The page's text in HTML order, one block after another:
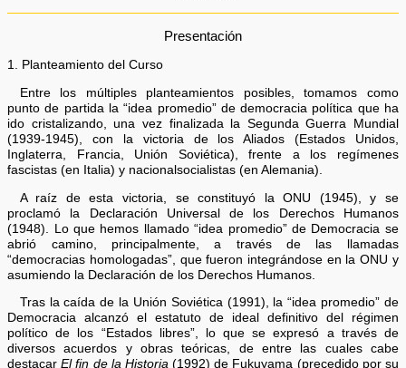
Presentación
1. Planteamiento del Curso
Entre los múltiples planteamientos posibles, tomamos como
punto de partida la “idea promedio” de democracia política que ha
ido cristalizando, una vez finalizada la Segunda Guerra Mundial
(1939-1945), con la victoria de los Aliados (Estados Unidos,
Inglaterra, Francia, Unión Soviética), frente a los regímenes
fascistas (en Italia) y nacionalsocialistas (en Alemania).
A raíz de esta victoria, se constituyó la ONU (1945), y se
proclamó la Declaración Universal de los Derechos Humanos
(1948). Lo que hemos llamado “idea promedio” de Democracia se
abrió camino, principalmente, a través de las llamadas
“democracias homologadas”, que fueron integrándose en la ONU y
asumiendo la Declaración de los Derechos Humanos.
Tras la caída de la Unión Soviética (1991), la “idea promedio” de
Democracia alcanzó el estatuto de ideal definitivo del régimen
político de los “Estados libres”, lo que se expresó a través de
diversos acuerdos y obras teóricas, de entre las cuales cabe
destacarEl fin de la Historia(1992) de Fukuyama (precedido por su